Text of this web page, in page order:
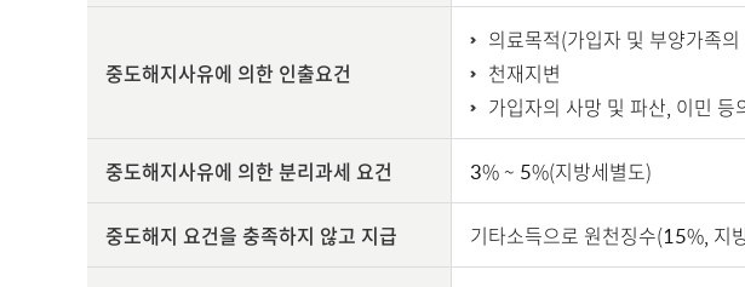
중도해지사유에 의한 인출요건
의료목적(가입자 및 부양가족
천재지변
가입자의 사망 및 파산, 이민 등
중도해지사유에 의한 분리과세 요건 3% ~ 5%(지방세별도)
중도해지 요건을 충족하지 않고 지급 기타소득으로 원천징수(15%, 지